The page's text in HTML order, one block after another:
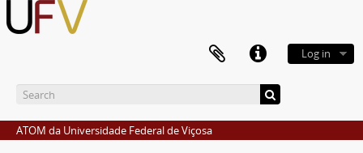
Log in
ATOM da Universidade Federal de Viçosa